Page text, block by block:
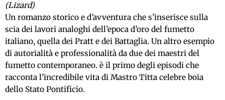
(Lizard)
Un romanzo storico e d’avventura che s’inserisce sulla
scia dei lavori analoghi dell’epoca d’oro del fumetto
italiano, quella dei Pratt e dei Battaglia. Un altro esempio
di autorialità e professionalità da due dei maestri del
fumetto contemporaneo. è il primo degli episodi che
racconta l’incredibile vita di Mastro Titta celebre boia
dello Stato Pontificio.